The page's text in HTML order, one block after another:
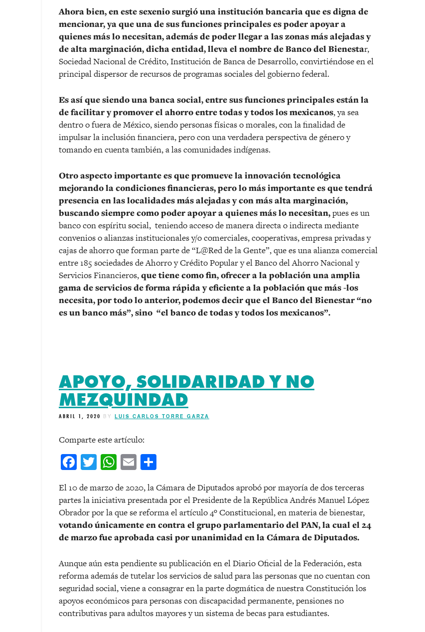
Ahora bien, en este sexenio surgió una institución bancaria que es digna de
mencionar, ya que una de sus funciones principales es poder apoyar a
quienes más lo necesitan, además de poder llegar a las zonas más alejadas y
de alta marginación, dicha entidad, lleva el nombre de Banco del Bienestar,
Sociedad Nacional de Crédito, Institución de Banca de Desarrollo, convirtiéndose en el
principal dispersor de recursos de programas sociales del gobierno federal.
Es así que siendo una banca social, entre sus funciones principales están la
de facilitar y promover el ahorro entre todas y todos los mexicanos, ya sea
dentro o fuera de México, siendo personas físicas o morales, con la finalidad de
impulsar la inclusión financiera, pero con una verdadera perspectiva de género y
tomando en cuenta también, a las comunidades indígenas.
Otro aspecto importante es que promueve la innovación tecnológica
mejorando la condiciones financieras, pero lo más importante es que tendrá
presencia en las localidades más alejadas y con más alta marginación,
buscando siempre como poder apoyar a quienes más lo necesitan,pues es un
banco con espíritu social, teniendo acceso de manera directa o indirecta mediante
convenios o alianzas institucionales y/o comerciales, cooperativas, empresa privadas y
cajas de ahorro que forman parte de “L@Red de la Gente”, que es una alianza comercial
entre 185 sociedades de Ahorro y Crédito Popular y el Banco del Ahorro Nacional y
Servicios Financieros,que tiene como fin, ofrecer a la población una amplia
gama de servicios de forma rápida y eficiente a la población que más -los
necesita, por todo lo anterior, podemos decir que el Banco del Bienestar “no
es un banco más”, sino “el banco de todas y todos los mexicanos”.
APOYO, SOLIDARIDAD Y NO
MEZQUINDAD
ABRIL 1, 2020 BY LUIS CARLOS TORRE GARZA
Comparte este artículo:
Facebook
Twitter
WhatsApp
Email
El 10 de marzo de 2020, la Cámara de Diputados aprobó por mayoría de dos terceras
partes la iniciativa presentada por el Presidente de la República Andrés Manuel López
Obrador por la que se reforma el artículo 4º Constitucional, en materia de bienestar,
votando únicamente en contra el grupo parlamentario del PAN, la cual el 24
de marzo fue aprobada casi por unanimidad en la Cámara de Diputados.
Aunque aún esta pendiente su publicación en el Diario Oficial de la Federación, esta
reforma además de tutelar los servicios de salud para las personas que no cuentan con
seguridad social, viene a consagrar en la parte dogmática de nuestra Constitución los
apoyos económicos para personas con discapacidad permanente, pensiones no
contributivas para adultos mayores y un sistema de becas para estudiantes.